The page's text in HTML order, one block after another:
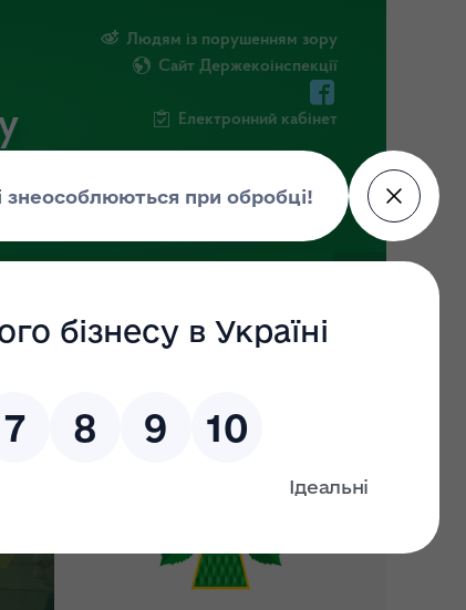
Людям із порушенням зору
Сайт Держекоінспекції
Електронний кабінет